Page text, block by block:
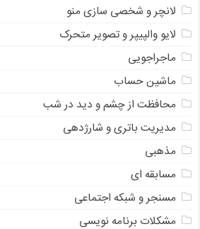
لانچر و شخصی سازی منو
لایو والپیپر و تصویر متحرک
ماجراجویی
ماشین حساب
محافظت از چشم و دید در شب
مدیریت باتری و شارژدهی
مذهبی
مسابقه ای
مسنجر و شبکه اجتماعی
مشکلات برنامه نویسی